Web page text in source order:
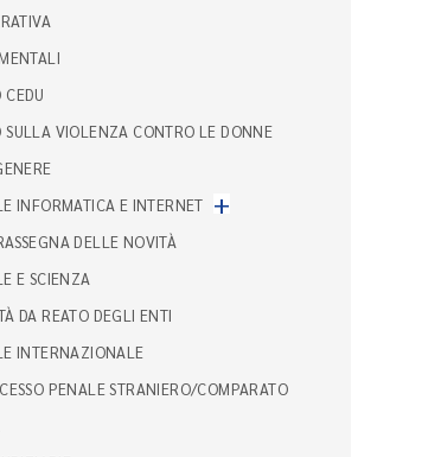
CEDU
SULLA VIOLENZA CONTRO LE DONNE
INFORMATICA E INTERNET +
DELLE NOVITÀ
E SCIENZA
DA REATO DEGLI ENTI
INTERNAZIONALE
PENALE STRANIERO/COMPARATO